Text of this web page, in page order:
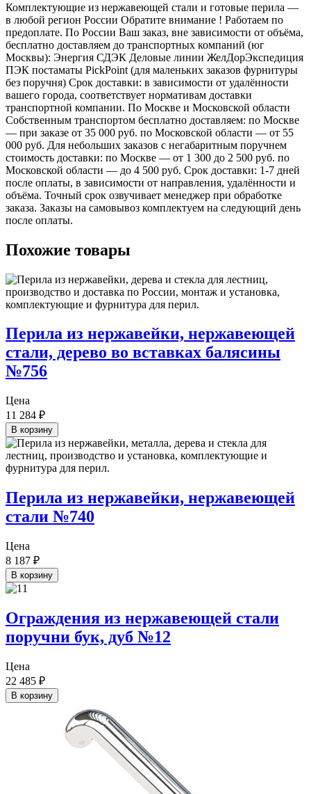
Комплектующие из нержавеющей стали и готовые перила —
в любой регион России Обратите внимание ! Работаем по
предоплате. По России Ваш заказ, вне зависимости от объёма,
бесплатно доставляем до транспортных компаний (юг
Москвы): Энергия СДЭК Деловые линии ЖелДорЭкспедиция
ПЭК постаматы PickPoint (для маленьких заказов фурнитуры
без поручня) Срок доставки: в зависимости от удалённости
вашего города, соответствует нормативам доставки
транспортной компании. По Москве и Московской области
Собственным транспортом бесплатно доставляем: по Москве
— при заказе от 35 000 руб. по Московской области — от 55
000 руб. Для небольших заказов с негабаритным поручнем
стоимость доставки: по Москве — от 1 300 до 2 500 руб. по
Московской области — до 4 500 руб. Срок доставки: 1-7 дней
после оплаты, в зависимости от направления, удалённости и
объёма. Точный срок озвучивает менеджер при обработке
заказа. Заказы на самовывоз комплектуем на следующий день
после оплаты.
Похожие товары
Перила из нержавейки, нержавеющей
стали, дерево во вставках балясины
№756
Цена
11 284 ₽
В корзину
Перила из нержавейки, нержавеющей
стали №740
Цена
8 187 ₽
В корзину
Ограждения из нержавеющей стали
поручни бук, дуб №12
Цена
22 485 ₽
В корзину